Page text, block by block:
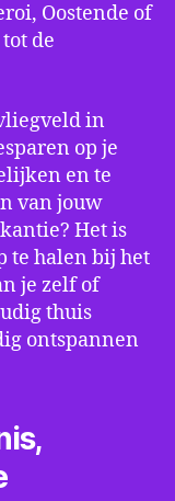
Oostende of
de
in
op je
en te
van jouw
Het is
te halen bij het
je zelf of
thuis
ontspannen